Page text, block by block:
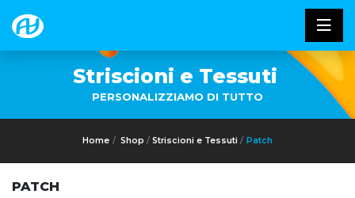
Striscioni e Tessuti
PERSONALIZZIAMO DI TUTTO
Home Shop Striscioni e Tessuti Patch
PATCH